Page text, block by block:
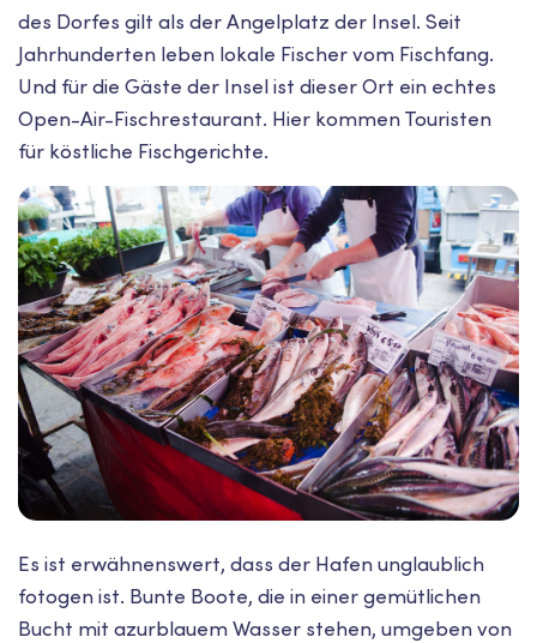
des Dorfes gilt als der Angelplatz der Insel. Seit
Jahrhunderten leben lokale Fischer vom Fischfang.
Und für die Gäste der Insel ist dieser Ort ein echtes
Open-Air-Fischrestaurant. Hier kommen Touristen
für köstliche Fischgerichte.
Es ist erwähnenswert, dass der Hafen unglaublich
fotogen ist. Bunte Boote, die in einer gemütlichen
Bucht mit azurblauem Wasser stehen, umgeben von